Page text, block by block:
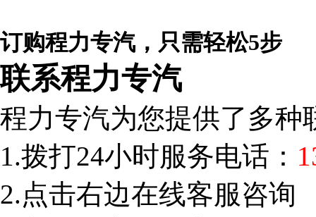
订购程力专汽，只需轻松5步
联系程力专汽
程力专汽为您提供了多种
1.拨打24小时服务电话：
2.点击右边在线客服咨询